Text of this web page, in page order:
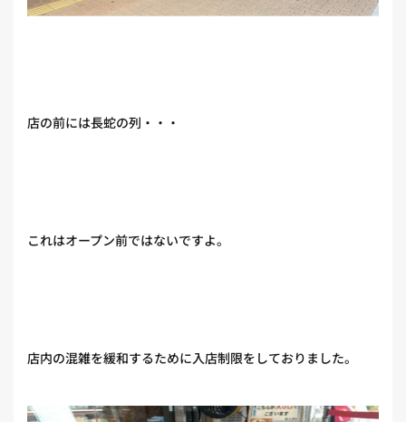
店の前には長蛇の列・・・
これはオープン前ではないですよ。
店内の混雑を緩和するために入店制限をしておりました。